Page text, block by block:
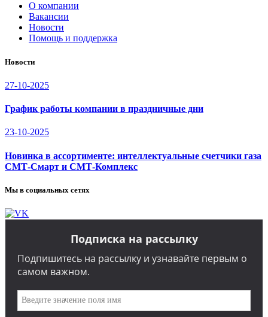
О компании
Вакансии
Новости
Помощь и поддержка
Новости
27-10-2025
График работы компании в праздничные дни
23-10-2025
Новинка в ассортименте: интеллектуальные счетчики газа
СМТ-Смарт и СМТ-Комплекс
Мы в социальных сетях
Подписка на рассылку
Подпишитесь на рассылку и узнавайте первым о
самом важном.